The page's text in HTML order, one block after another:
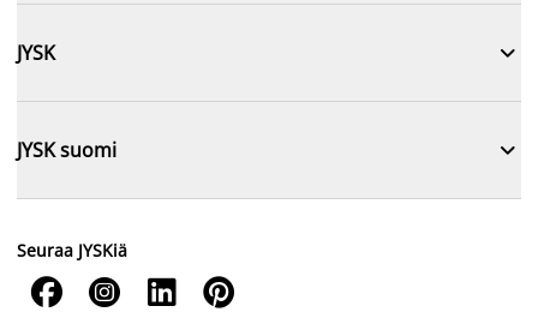
JYSK 
JYSK suomi 
Seuraa JYSKiä
   